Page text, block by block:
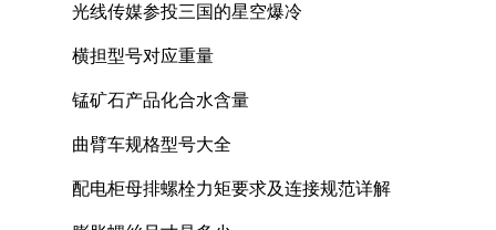
光线传媒参投三国的星空爆冷
横担型号对应重量
锰矿石产品化合水含量
曲臂车规格型号大全
配电柜母排螺栓力矩要求及连接规范详解